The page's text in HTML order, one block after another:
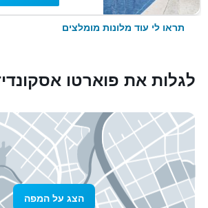
תראו לי עוד מלונות מומלצים
לגלות את פוארטו
הצג על המפה